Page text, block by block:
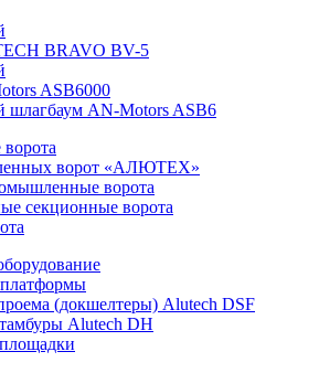
BRAVO BV-5
ASB6000
шлагбаум AN-Motors ASB6
ворот «АЛЮТЕХ»
ворота
секционные ворота
(докшелтеры) Alutech DSF
Alutech DH